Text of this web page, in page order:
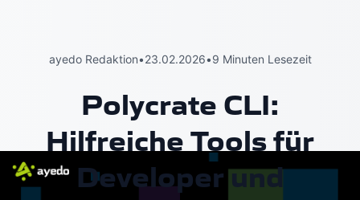
ayedo Redaktion•23.02.2026•9 Minuten Lesezeit
Polycrate CLI:
Hilfreiche Tools für
Developer und